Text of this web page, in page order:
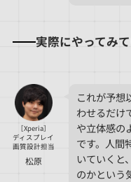
実際にやってみ
［Xperia］
ディスプレイ
画質設計担当
松原
これが予想
わせるだけ
や立体感の
です。人間
いていくと
のかという